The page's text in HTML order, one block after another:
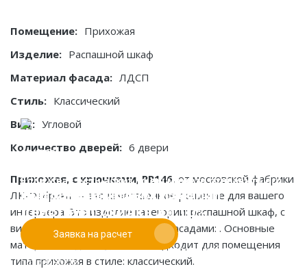
Помещение: Прихожая
Изделие: Распашной шкаф
Материал фасада: ЛДСП
Стиль: Классический
Вид: Угловой
Количество дверей: 6 двери
Прихожая, с крючками, PR146, от московской фабрики
ЛК-Фабрика — это качественное решение для вашего
интерьера. Это изделие категории: распашной шкаф, с
видом конструкции: угловой, и фасадами: . Основные
материалы: лдсп. Идеально подходит для помещения
типа прихожая в стиле: классический.
Если у вас есть эскиз то вы можете отправить его
нам для предварительной оценки
Заявка на расчет
При заказе от двух изделий
действует скидка до 10%
Работаем только по индивидуальным проектам.
Адаптируем лучшие идеи дизайнеров под Ваши
потребности.